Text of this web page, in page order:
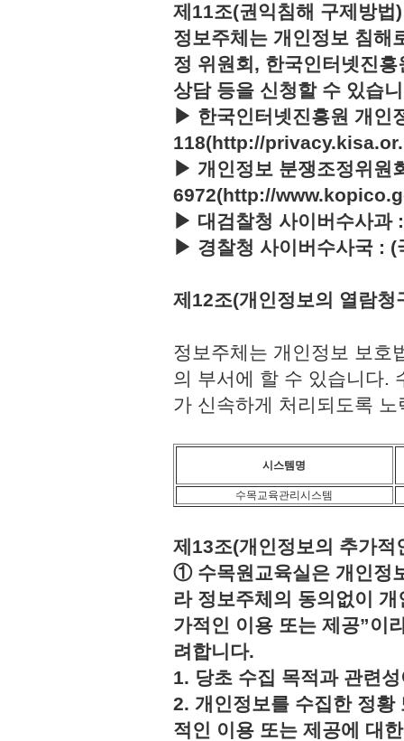
제11조(권익침해 구제방법)
정보주체는 개인정보 침해
정 위원회, 한국인터넷진
상담 등을 신청할 수 있습
▶ 한국인터넷진흥원 개인
118(http://
▶ 개인정보 분쟁조정위원
6972(http://
▶ 대검찰청 사이버수사
▶ 경찰청 사이버수사국 :
제12조(개인정보의 열람청
정보주체는 개인정보 보호
의 부서에 할 수 있습니다.
가 신속하게 처리되도록
시스템명
수목교육관리시스템
제13조(개인정보의 추가적
① 수목원교육실은 개인정
라 정보주체의 동의없이
가적인 이용 또는 제공”이
려합니다.
1. 당초 수집 목적과 관련
2. 개인정보를 수집한 정황
적인 이용 또는 제공에 대